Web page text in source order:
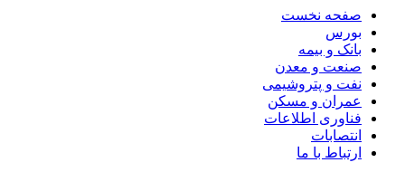
صفحه نخست
بورس
بانک و بیمه
صنعت و معدن
نفت و پتروشیمی
عمران و مسکن
فناوری اطلاعات
انتصابات
ارتباط با ما